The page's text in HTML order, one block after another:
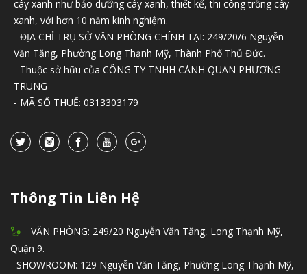
cây xanh như bảo dưỡng cây xanh, thiết kế, thi công trồng cây
xanh, với hơn 10 năm kinh nghiệm.
- ĐỊA CHỈ TRỤ SỞ VĂN PHÒNG CHÍNH TẠI: 249/20/6 Nguyễn
Văn Tăng, Phường Long Thạnh Mỹ, Thành Phố Thủ Đức.
- Thuộc sở hữu của CÔNG TY TNHH CẢNH QUAN PHƯƠNG
TRUNG
- MÃ SỐ THUẾ: 0313303179
Thông Tin Liên Hệ
VĂN PHÒNG: 249/20 Nguyễn Văn Tăng, Long Thạnh Mỹ,
Quận 9.
- SHOWROOM: 129 Nguyễn Văn Tăng, Phường Long Thạnh Mỹ,